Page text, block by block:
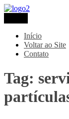
Pular
o
conteúdo
Metaltec
Blog
Início
Voltar ao Site
Contato
Tag: